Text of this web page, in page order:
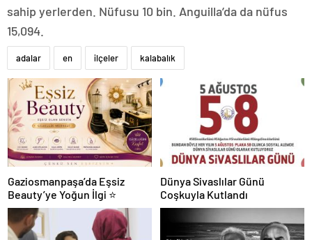
sahip yerlerden. Nüfusu 10 bin. Anguilla’da da nüfus
15,094.
adalar en ilçeler kalabalık
Gaziosmanpaşa’da Eşsiz
Beauty’ye Yoğun İlgi ⭐
Dünya Sivaslılar Günü
Coşkuyla Kutlandı